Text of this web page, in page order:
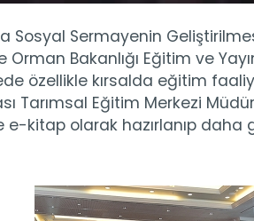
Sosyal Sermayenin
Orman Bakanlığı Eğitim ve
özellikle kırsalda eğitim
Tarımsal Eğitim Merkezi
e-kitap olarak hazırlanıp daha